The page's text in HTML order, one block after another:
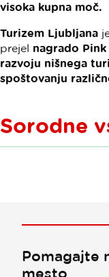
visoka kupna moč.
Turizem Ljubljana
prejel nagrado
razvoju nišnega
spoštovanju
Sorodne
Pomagajte
mesto